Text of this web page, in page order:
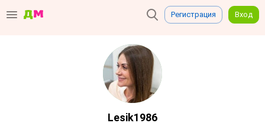
Регистрация Вход
Lesik1986